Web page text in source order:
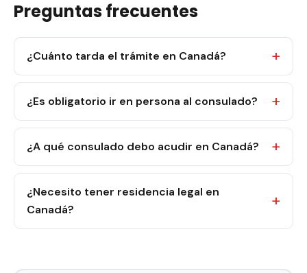
Preguntas frecuentes
¿Cuánto tarda el trámite en Canadá?
¿Es obligatorio ir en persona al consulado?
¿A qué consulado debo acudir en Canadá?
¿Necesito tener residencia legal en
Canadá?